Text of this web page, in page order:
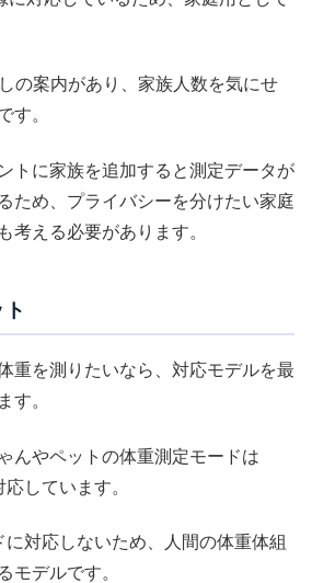
の案内があり、家族人数を気にせ
す。
トに家族を追加すると測定データが
ため、プライバシーを分けたい家庭
考える必要があります。
重を測りたいなら、対応モデルを最
す。
んやペットの体重測定モードは
しています。
対応しないため、人間の体重体組
モデルです。